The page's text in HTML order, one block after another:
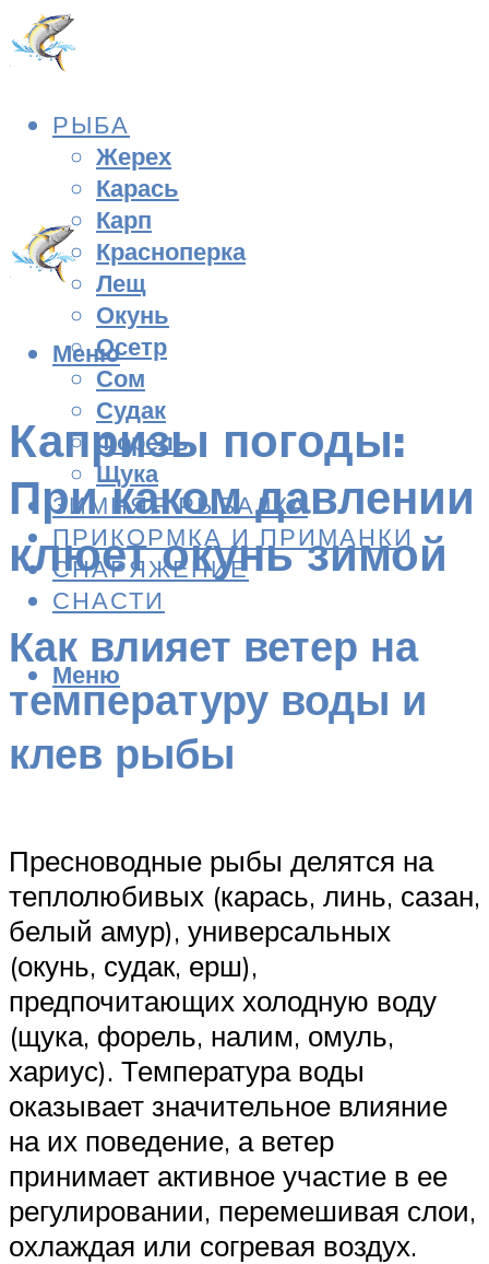
РЫБА
Жерех
Карась
Карп
Красноперка
Лещ
Окунь
Осетр
Сом
Судак
Форель
Щука
ЗИМНЯЯ РЫБАЛКА
ПРИКОРМКА И ПРИМАНКИ
СНАРЯЖЕНИЕ
СНАСТИ
Меню
Меню
Капризы погоды:
При каком давлении
клюет окунь зимой
Как влияет ветер на
температуру воды и
клев рыбы
Пресноводные рыбы делятся на
теплолюбивых (карась, линь, сазан,
белый амур), универсальных
(окунь, судак, ерш),
предпочитающих холодную воду
(щука, форель, налим, омуль,
хариус). Температура воды
оказывает значительное влияние
на их поведение, а ветер
принимает активное участие в ее
регулировании, перемешивая слои,
охлаждая или согревая воздух.